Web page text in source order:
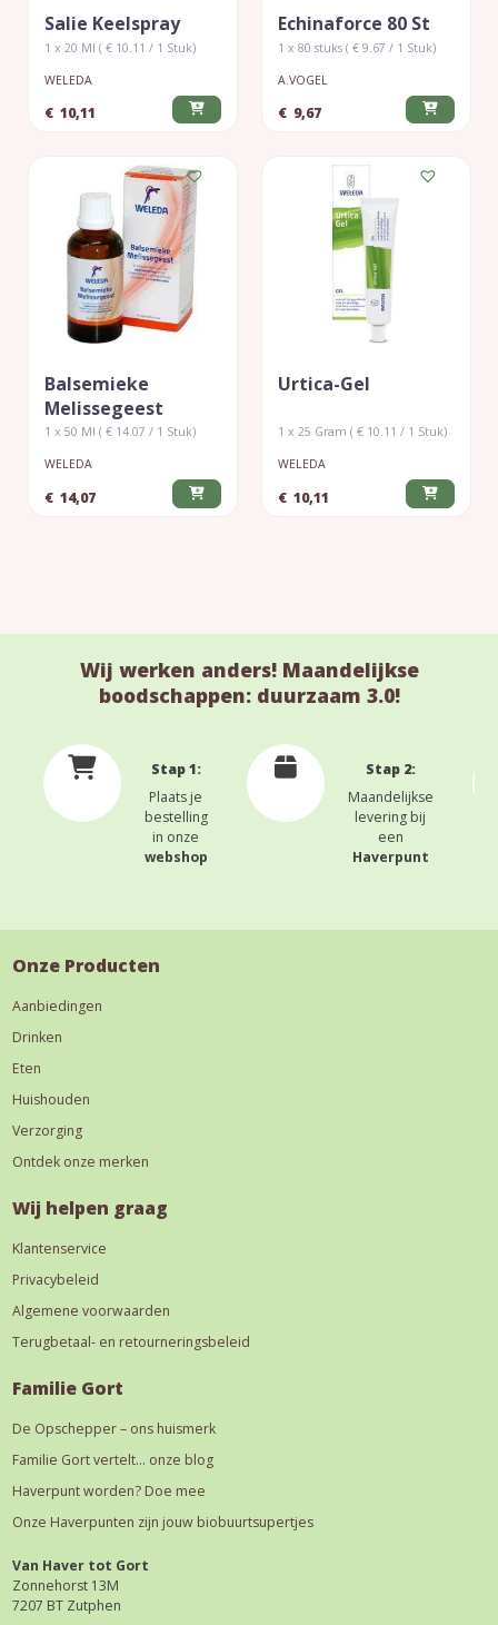
Salie Keelspray
1 x 20 Ml ( € 10.11 / 1 Stuk)
WELEDA
€ 10,11
Echinaforce 80 St
1 x 80 stuks ( € 9.67 / 1 Stuk)
A.VOGEL
€ 9,67
Balsemieke
Melissegeest
1 x 50 Ml ( € 14.07 / 1 Stuk)
WELEDA
€ 14,07
Urtica-Gel
1 x 25 Gram ( € 10.11 / 1 Stuk)
WELEDA
€ 10,11
Wij werken anders! Maandelijkse
boodschappen: duurzaam 3.0!
Stap 1:
Plaats je
bestelling
in onze
webshop
Stap 2:
Maandelijkse
levering bij
een
Haverpunt
Onze Producten
Aanbiedingen
Drinken
Eten
Huishouden
Verzorging
Ontdek onze merken
Wij helpen graag
Klantenservice
Privacybeleid
Algemene voorwaarden
Terugbetaal- en retourneringsbeleid
Familie Gort
De Opschepper – ons huismerk
Familie Gort vertelt… onze blog
Haverpunt worden? Doe mee
Onze Haverpunten zijn jouw biobuurtsupertjes
Van Haver tot Gort
Zonnehorst 13M
7207 BT Zutphen